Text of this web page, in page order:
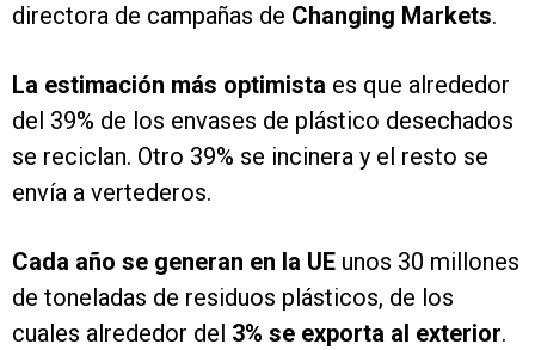
directora de campañas de Changing Markets.
La estimación más optimista es que alrededor
del 39% de los envases de plástico desechados
se reciclan. Otro 39% se incinera y el resto se
envía a vertederos.
Cada año se generan en la UE unos 30 millones
de toneladas de residuos plásticos, de los
cuales alrededor del 3% se exporta al exterior.